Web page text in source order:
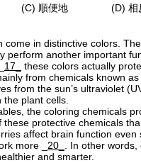
(C) 順便地
(D) 相
come in distinctive colors.
perform another important
17_
these colors actually
from chemicals known
from the sun’s ultraviolet
plant cells.
the coloring chemicals
these protective chemicals
affect brain function even
more _ 20_
. In other
and smarter.